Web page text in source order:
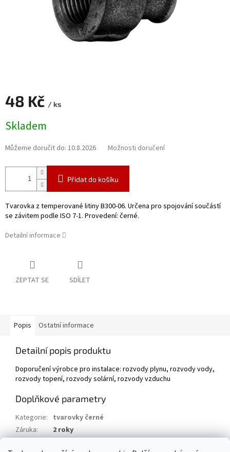
48 Kč / ks
cena:
Skladem
Můžeme doručit do: 10.8.2026 Možnosti doručení
Přidat do košíku
Tvarovka z temperované litiny B300-06. Určena pro spojování součástí
se závitem podle ISO 7-1. Provedení: černé.
Detailní informace
ZEPTAT SE SDÍLET
Popis Ostatní informace
Detailní popis produktu
Doporučení výrobce pro instalace: rozvody plynu, rozvody vody,
rozvody topení, rozvody solární, rozvody vzduchu
Doplňkové parametry
Kategorie: tvarovky černé
Záruka:
2 roky